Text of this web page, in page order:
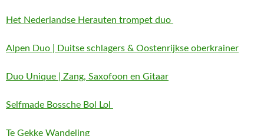
Het Nederlandse Herauten trompet duo
Alpen Duo | Duitse schlagers & Oostenrijkse oberkrainer
Duo Unique | Zang, Saxofoon en Gitaar
Selfmade Bossche Bol Lol
Te Gekke Wandeling